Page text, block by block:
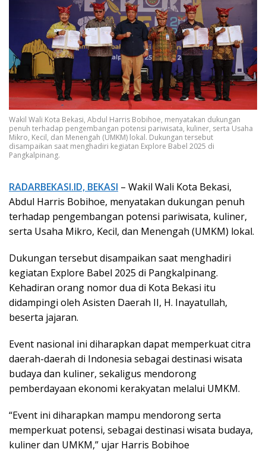
Wakil Wali Kota Bekasi, Abdul Harris Bobihoe, menyatakan dukungan
penuh terhadap pengembangan potensi pariwisata, kuliner, serta Usaha
Mikro, Kecil, dan Menengah (UMKM) lokal. Dukungan tersebut
disampaikan saat menghadiri kegiatan Explore Babel 2025 di
Pangkalpinang.
RADARBEKASI.ID, BEKASI – Wakil Wali Kota Bekasi,
Abdul Harris Bobihoe, menyatakan dukungan penuh
terhadap pengembangan potensi pariwisata, kuliner,
serta Usaha Mikro, Kecil, dan Menengah (UMKM) lokal.
Dukungan tersebut disampaikan saat menghadiri
kegiatan Explore Babel 2025 di Pangkalpinang.
Kehadiran orang nomor dua di Kota Bekasi itu
didampingi oleh Asisten Daerah II, H. Inayatullah,
beserta jajaran.
Event nasional ini diharapkan dapat memperkuat citra
daerah-daerah di Indonesia sebagai destinasi wisata
budaya dan kuliner, sekaligus mendorong
pemberdayaan ekonomi kerakyatan melalui UMKM.
‎“Event ini diharapkan mampu mendorong serta
memperkuat potensi, sebagai destinasi wisata budaya,
kuliner dan UMKM,” ujar Harris Bobihoe